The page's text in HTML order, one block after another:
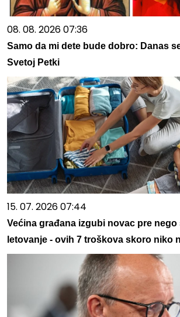
08. 08. 2026 07:36
Samo da mi dete bude dobro: Danas
Svetoj Petki
15. 07. 2026 07:44
Većina građana izgubi novac pre nego
letovanje - ovih 7 troškova skoro niko